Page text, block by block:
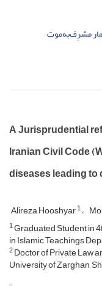
مشرِف‌به‌موت
A Jurisprudential
Iranian Civil Code
diseases leading to
Alireza Hooshyar1
1Graduated Student in
in Islamic Teachings
2Doctor of Private Law
University of Zarghan,